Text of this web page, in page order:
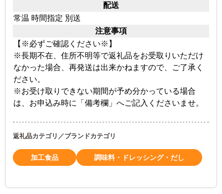
配送
常温 時間指定 別送
注意事項
【※必ずご確認ください※】
※長期不在、住所不明等で返礼品をお受取りいただけ
なかった場合、再発送は出来かねますので、ご了承く
ださい。
※お受け取りできない期間が予め分かっている場合
は、お申込み時に「備考欄」へご記入くださいませ。
返礼品カテゴリ／ブランドカテゴリ
加工食品 調味料・ドレッシング・だし